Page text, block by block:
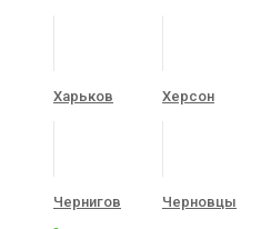
Харьков Херсон
Чернигов Черновцы